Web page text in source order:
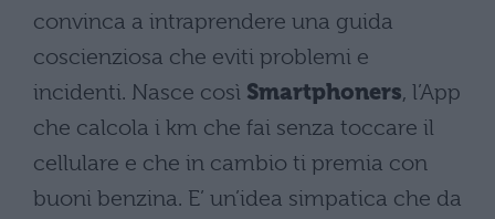
convinca a intraprendere una guida
coscienziosa che eviti problemi e
incidenti. Nasce così Smartphoners, l’App
che calcola i km che fai senza toccare il
cellulare e che in cambio ti premia con
buoni benzina. E’ un’idea simpatica che da